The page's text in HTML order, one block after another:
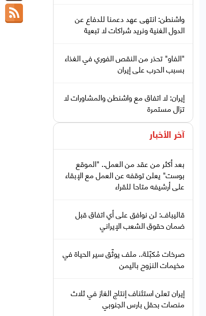
واشنطن: انتهى عهد دعمنا للدفاع عن
الدول الغنية ونريد شراكات لا تبعية
"الفاو" تحذر من النقص الفوري في الغذاء
بسبب الحرب على إيران
إيران: لا اتفاق مع واشنطن والمشاورات لا
تزال مستمرة
آخر الأخبار
بعد أكثر من عقد من العمل.. "الموقع
بوست" يعلن توقفه عن العمل مع الإبقاء
على أرشيفه متاحا للقراء
قاليباف: لن نوافق على أي اتفاق قبل
ضمان حقوق الشعب الإيراني
صرخات مُكبّلة.. ملف يوثّق سير الحياة في
مخيمات النزوح باليمن
إيران تعلن استئناف إنتاج الغاز في ثلاث
منصات بحقل بارس الجنوبي